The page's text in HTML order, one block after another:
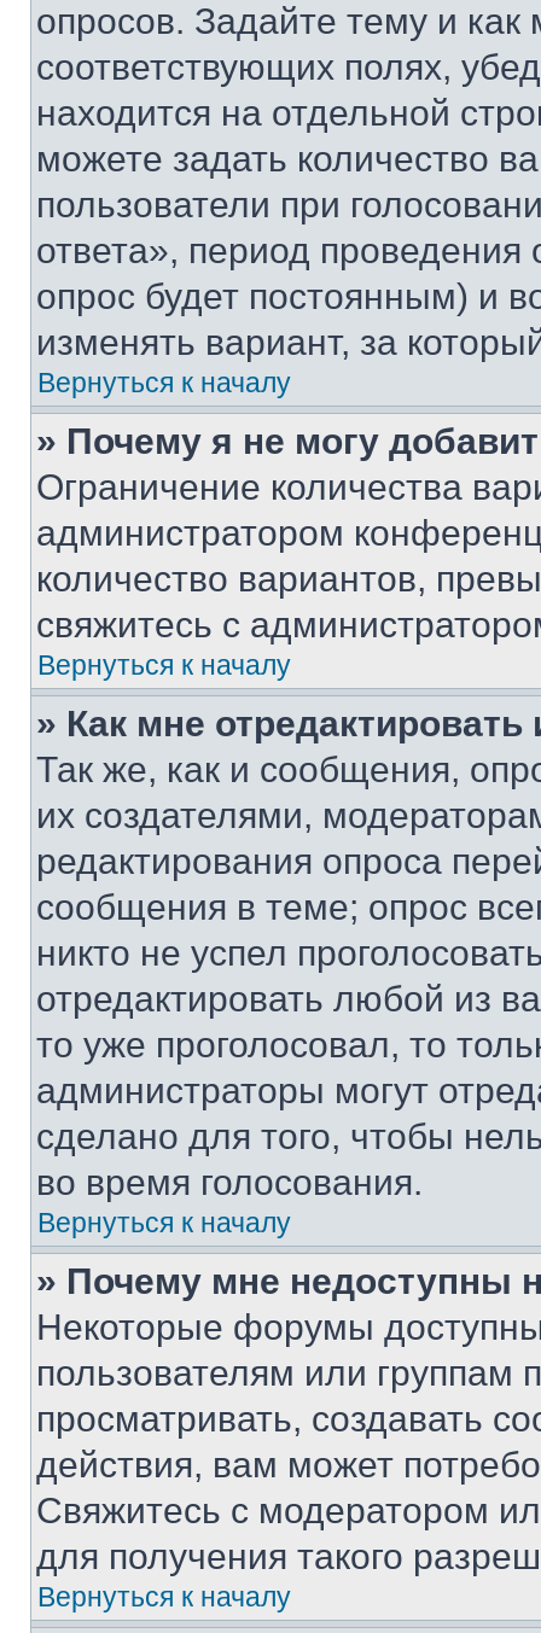
опросов. Задайте тему и
соответствующих полях,
находится на отдельной
можете задать количество
пользователи при
ответа», период проведения
опрос будет постоянным) и
изменять вариант, за
Вернуться к началу
» Почему я не могу
Ограничение количества
администратором
количество вариантов,
свяжитесь с
Вернуться к началу
» Как мне
Так же, как и сообщения,
их создателями,
редактирования опроса
сообщения в теме; опрос
никто не успел
отредактировать любой из
то уже проголосовал, то
администраторы могут
сделано для того, чтобы
во время голосования.
Вернуться к началу
» Почему мне недоступны
Некоторые форумы
пользователям или группам
просматривать, создавать
действия, вам может
Свяжитесь с модератором
для получения такого
Вернуться к началу